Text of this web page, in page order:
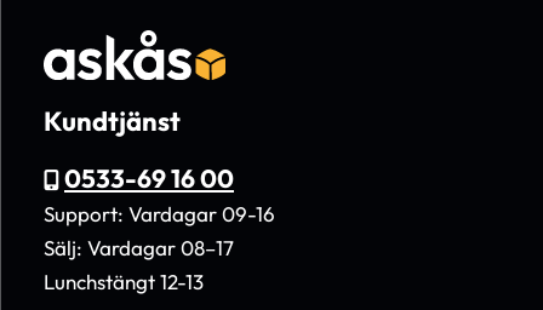
Kundtjänst
0533-69 16 00
Support: Vardagar 09-16
Sälj: Vardagar 08–17
Lunchstängt 12-13